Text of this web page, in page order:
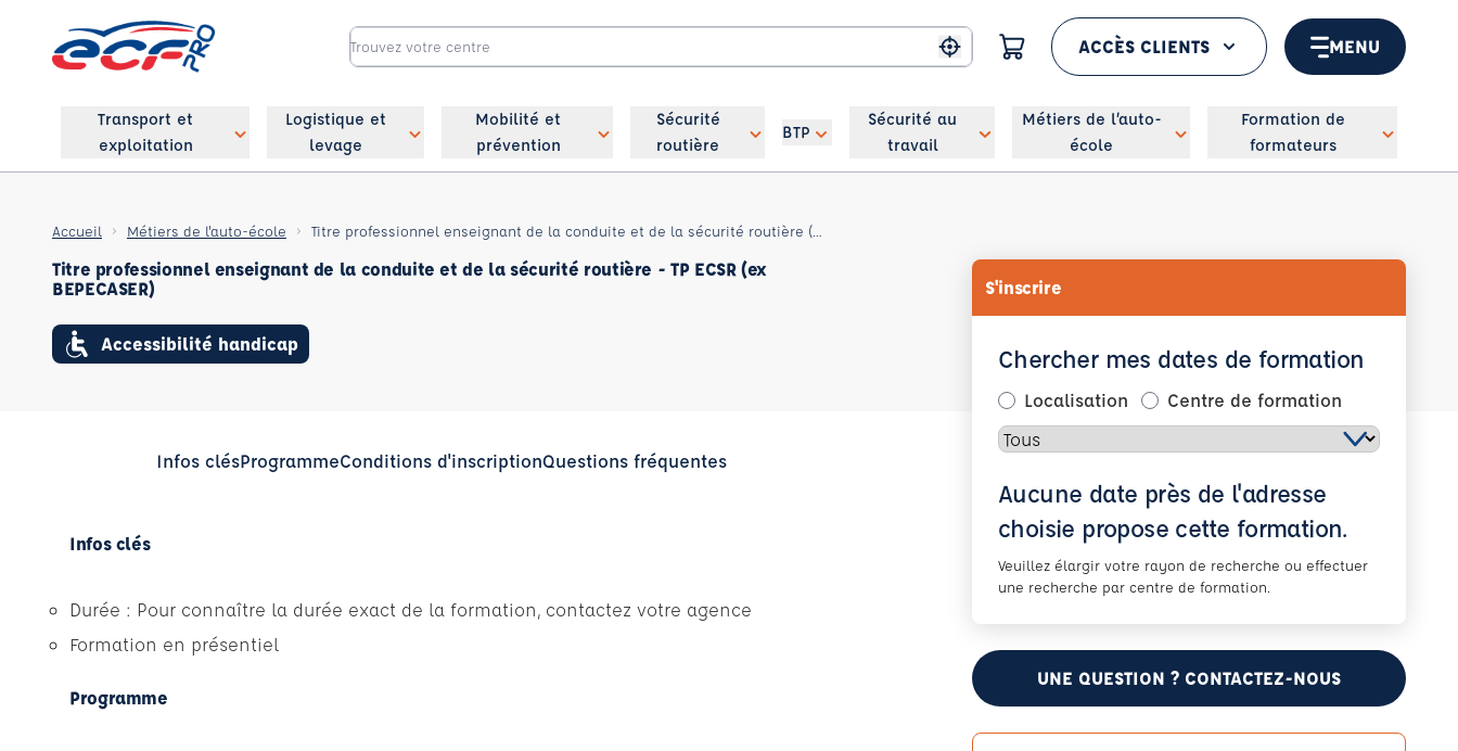
Me géolocaliser
ACCÈS CLIENTS MENU
Transport et
exploitation
Logistique et
levage
Mobilité et
prévention
Sécurité
routière
BTP
Sécurité au
travail
Métiers de l’auto-
école
Formation de
formateurs
Accueil Métiers de l'auto-école Titre professionnel enseignant de la conduite et de la sécurité routière (ex BEPECASER)
Titre professionnel enseignant de la conduite et de la sécurité routière - TP ECSR (ex
BEPECASER)
Accessibilité handicap
Infos clésProgrammeConditions d'inscriptionQuestions fréquentes
Infos clés
Durée : Pour connaître la durée exact de la formation, contactez votre agence
Formation en présentiel
Programme
S'inscrire
Chercher mes dates de formation
Localisation Centre de formation
Aucune date près de l'adresse
choisie propose cette formation.
Veuillez élargir votre rayon de recherche ou effectuer
une recherche par centre de formation.
UNE QUESTION ? CONTACTEZ-NOUS